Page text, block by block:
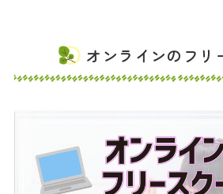
オンラインのフリ